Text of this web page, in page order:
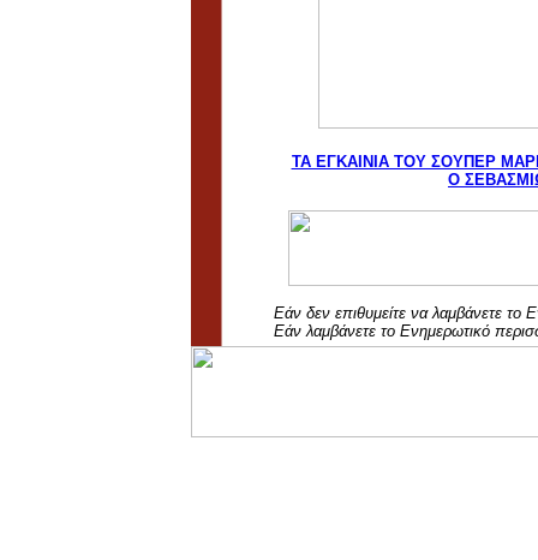
ΤΑ ΕΓΚΑΙΝΙΑ ΤΟΥ ΣΟΥΠΕΡ
Ο
Εάν δεν επιθυμείτε να λαμβάνετε το
Εάν λαμβάνετε το Ενημερωτικό